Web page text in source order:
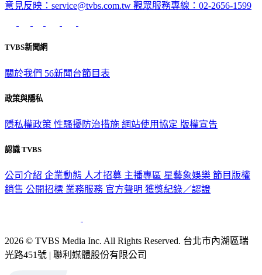
意見反映：service@tvbs.com.tw 觀眾服務專線：02-2656-1599
TVBS新聞網
關於我們 56新聞台節目表
政策與隱私
隱私權政策 性騷擾防治措施 網站使用協定 版權宣告
認識 TVBS
公司介紹 企業動態 人才招募 主播專區 星藝象娛樂 節目版權
銷售 公開招標 業務服務 官方聲明 獲獎紀錄／認證
2026 © TVBS Media Inc. All Rights Reserved. 台北市內湖區瑞
光路451號 | 聯利媒體股份有限公司